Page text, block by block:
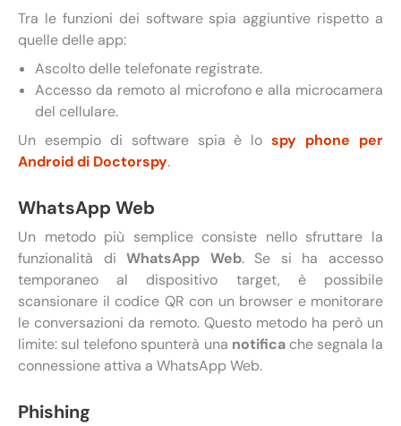
Tra le funzioni dei software spia aggiuntive rispetto a
quelle delle app:
Ascolto delle telefonate registrate.
Accesso da remoto al microfono e alla microcamera
del cellulare.
Un esempio di software spia è lospy phone per
Android di Doctorspy.
WhatsApp Web
Un metodo più semplice consiste nello sfruttare la
funzionalità diWhatsApp Web. Se si ha accesso
temporaneo al dispositivo target, è possibile
scansionare il codice QR con un browser e monitorare
le conversazioni da remoto. Questo metodo ha però un
limite: sul telefono spunterà una notifica che segnala la
connessione attiva a WhatsApp Web.
Phishing